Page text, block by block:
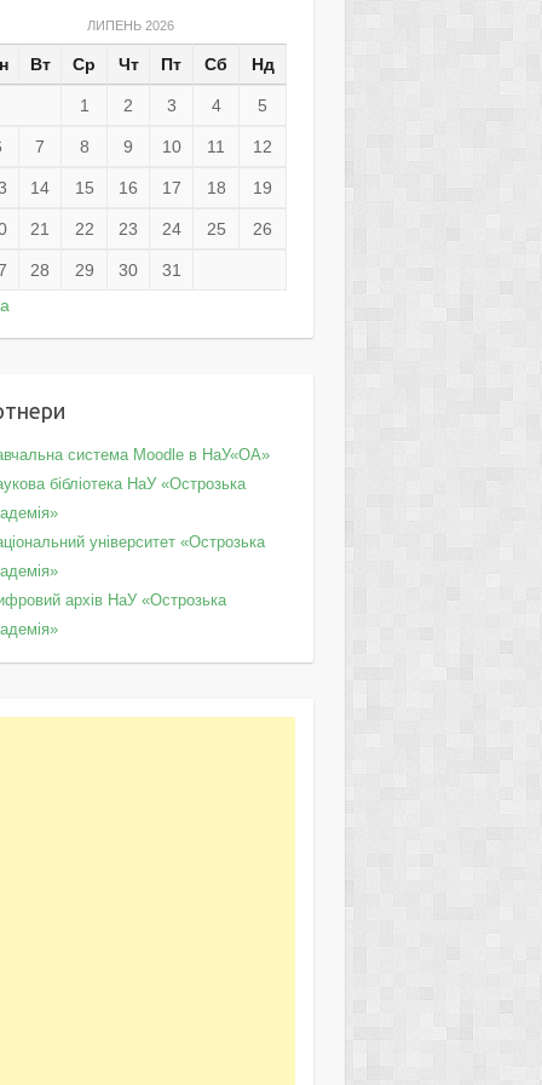
ЛИПЕНЬ 2026
Вт Ср Чт Пт Сб Нд
1 2 3 4 5
7 8 9 10 11 12
14 15 16 17 18 19
21 22 23 24 25 26
28 29 30
31
система Moodle в НаУ«ОА»
бібліотека НаУ «Острозька
університет «Острозька
архів НаУ «Острозька